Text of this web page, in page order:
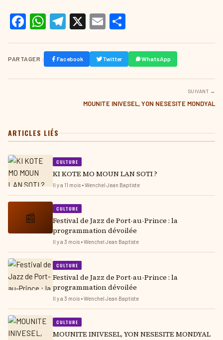
Facebook
WhatsApp
Telegram
X Email
PARTAGER : Facebook Twitter WhatsApp
SUIVANT →
MOUNITE INIVESEL, YON NESESITE MONDYAL
ARTICLES LIÉS
CULTURE
KI KOTE MO MOUN LAN SOTI ?
Il y a 11 mois • Wenchel Jean Baptiste
📰
CULTURE
Festival de Jazz de Port-au-Prince : la
programmation dévoilée
Il y a 3 mois • Wenchel Jean Baptiste
CULTURE
Festival de Jazz de Port-au-Prince : la
programmation dévoilée
Il y a 3 mois • Wenchel Jean Baptiste
CULTURE
MOUNITE INIVESEL, YON NESESITE MONDYAL